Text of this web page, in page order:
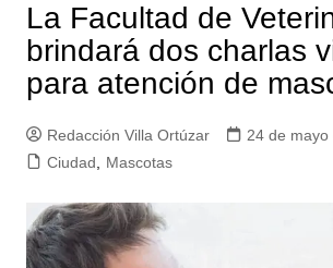
La Facultad de
brindará dos charlas
para atención de
Redacción Villa Ortúzar
24 de mayo
Ciudad
Mascotas